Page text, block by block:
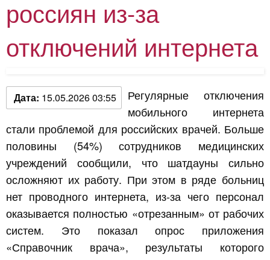
россиян из-за
отключений интернета
Дата: 15.05.2026 03:55
Регулярные отключения
мобильного интернета
стали проблемой для российских врачей. Больше
половины (54%) сотрудников медицинских
учреждений сообщили, что шатдауны сильно
осложняют их работу. При этом в ряде больниц
нет проводного интернета, из-за чего персонал
оказывается полностью «отрезанным» от рабочих
систем. Это показал опрос приложения
«Справочник врача», результаты которого